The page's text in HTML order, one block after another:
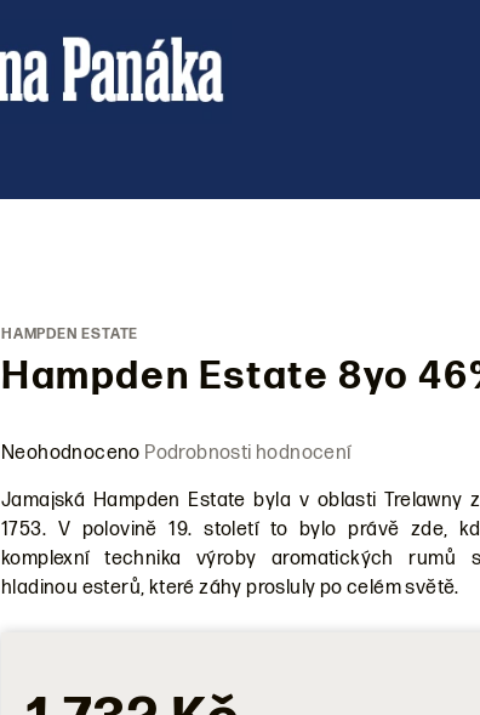
HAMPDEN ESTATE
Hampden Estate 8yo
Průměrné
produktu
je
0,0
z
Neohodnoceno Podrobnosti hodnocení
Jamajská Hampden Estate byla v oblasti Trelawny
1753. V polovině 19. století to bylo právě zde,
komplexní technika výroby aromatických rumů
hladinou esterů, které záhy prosluly po celém světě.